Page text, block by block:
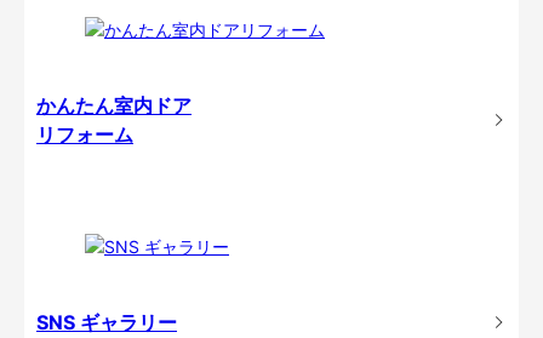
かんたん室内ドア
リフォーム
SNS ギャラリー